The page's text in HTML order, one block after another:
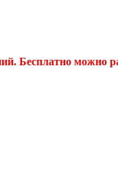
Бесплатно можно